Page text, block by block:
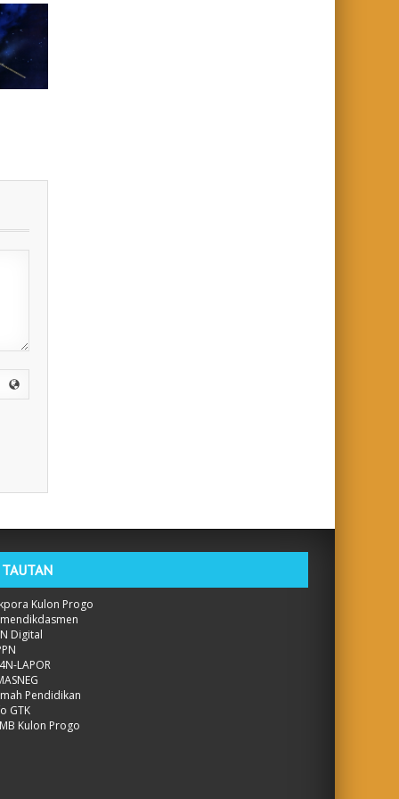
TAUTAN
Kulon Progo
Digital
LAPOR
Pendidikan
GTK
Kulon Progo